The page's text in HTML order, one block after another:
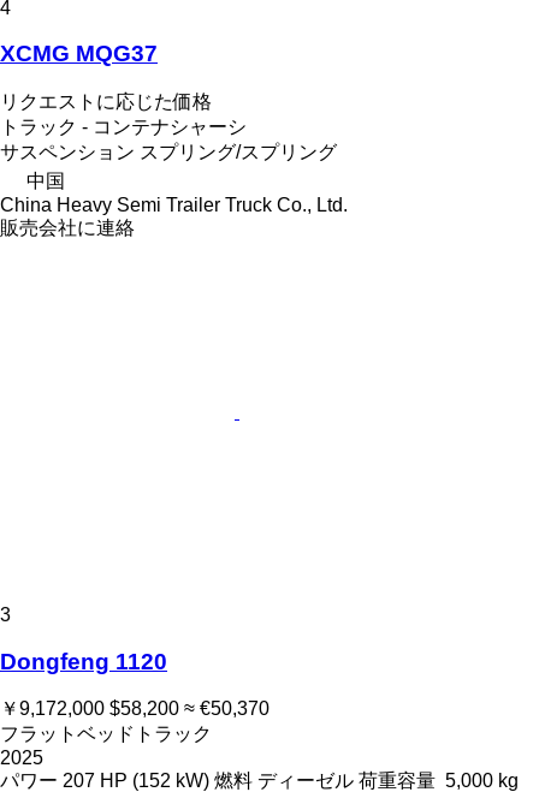
4
XCMG MQG37
リクエストに応じた価格
トラック - コンテナシャーシ
サスペンション スプリング/スプリング
中国
China Heavy Semi Trailer Truck Co., Ltd.
販売会社に連絡
3
Dongfeng 1120
￥9,172,000 $58,200 ≈ €50,370
フラットベッドトラック
2025
パワー 207 HP (152 kW) 燃料 ディーゼル 荷重容量 5,000 kg